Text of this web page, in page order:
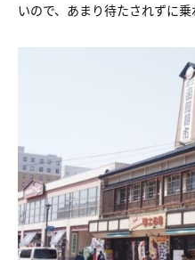
いので、あまり待たされずに乗